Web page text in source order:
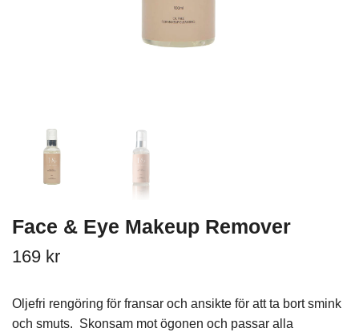
Face & Eye Makeup Remover
169 kr
Oljefri rengöring för fransar och ansikte för att ta bort smink
och smuts. Skonsam mot ögonen och passar alla